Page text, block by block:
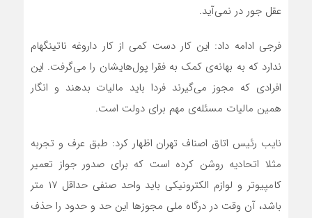
عقل جور در نمی‌آید.
فرجی ادامه داد: این کار دست کمی از کار داروغه ناتینگهام
ندارد که به بهانه‌ی کمک به فقرا پول‌هایشان را می‌گرفت. این
افرادی که مجوز می‌گیرند فردا باید مالیات بدهند و انگار
همین مالیات مسئله‌ی مهم برای دولت است.
نایب رئیس اتاق اصناف تهران اظهار کرد: طبق عرف و تجربه
مثلا اتحادیه روشن کرده است که برای صدور جواز تعمیر
کامپیوتر و لوازم الکترونیکی باید واحد صنفی حداقل ۱۷ متر
باشد، آن وقت در درگاه ملی مجوزها این حد و حدود را حذف